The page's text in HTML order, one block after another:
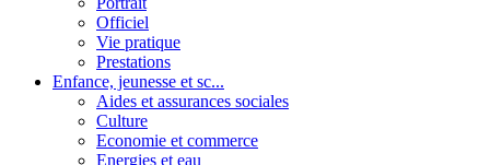
Officiel
Vie pratique
Prestations
Enfance, jeunesse et sc...
Aides et assurances sociales
Culture
Economie et commerce
Energies et eau